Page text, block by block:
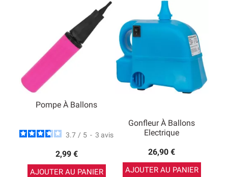
Pompe À Ballons
3.7 / 5 - 3 avis
2,99 €
AJOUTER AU PANIER
Gonfleur À Ballons
Electrique
26,90 €
AJOUTER AU PANIER